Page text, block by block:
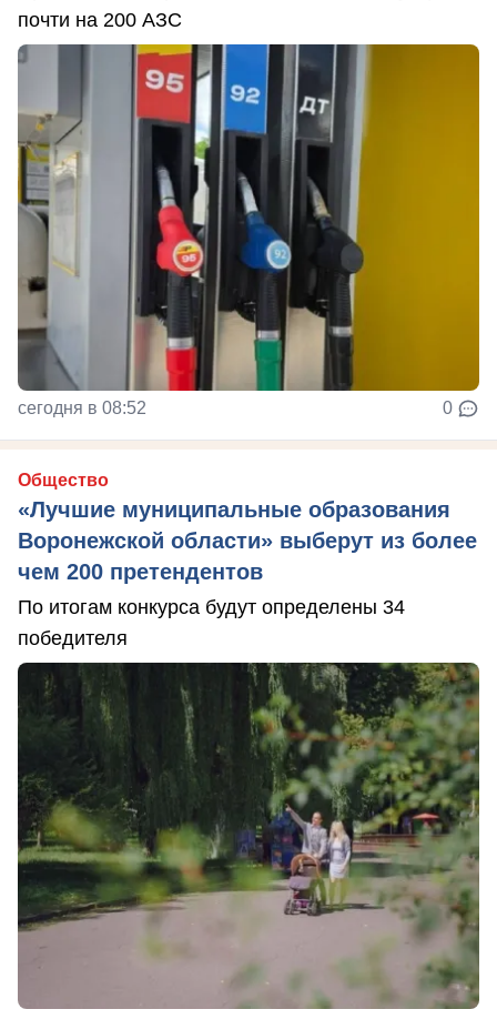
почти на 200 АЗС
сегодня в 08:52 0
Общество
«Лучшие муниципальные образования
Воронежской области» выберут из более
чем 200 претендентов
По итогам конкурса будут определены 34
победителя